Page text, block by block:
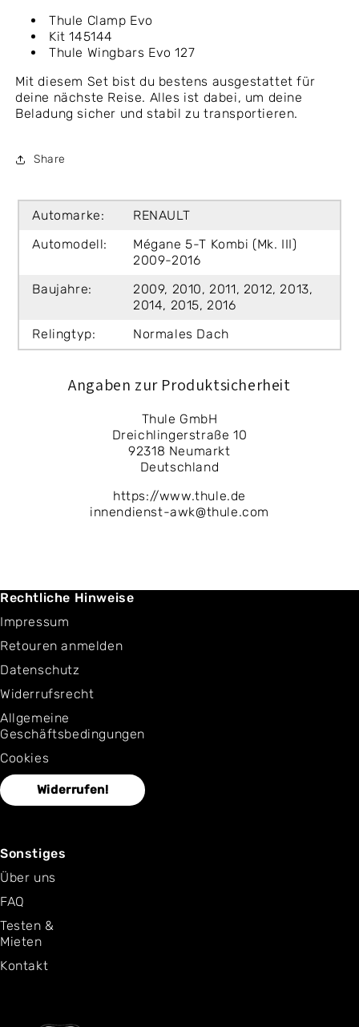
Thule Clamp Evo
Kit 145144
Thule Wingbars Evo 127
Mit diesem Set bist du bestens ausgestattet für
deine nächste Reise. Alles ist dabei, um deine
Beladung sicher und stabil zu transportieren.
Share
Automarke:
RENAULT
Automodell:
Mégane 5-T Kombi (Mk. III)
2009-2016
Baujahre:
2009, 2010, 2011, 2012, 2013,
2014, 2015, 2016
Relingtyp:
Normales Dach
Angaben zur Produktsicherheit
Thule GmbH
Dreichlingerstraße 10
92318 Neumarkt
Deutschland
https://www.thule.de
innendienst-awk@thule.com
Rechtliche Hinweise
Impressum
Retouren anmelden
Datenschutz
Widerrufsrecht
Allgemeine
Geschäftsbedingungen
Cookies
Widerrufen!
Sonstiges
Über uns
FAQ
Testen &
Mieten
Kontakt